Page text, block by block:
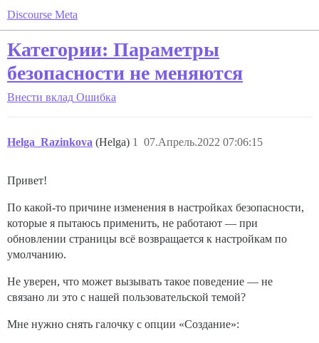
Discourse Meta
Категории: Параметры
безопасности не меняются
Внести вклад Ошибка
Helga_Razinkova (Helga) 07.Апрель.2022 07:06:15
1
Привет!
По какой-то причине изменения в настройках безопасности,
которые я пытаюсь применить, не работают — при
обновлении страницы всё возвращается к настройкам по
умолчанию.
Не уверен, что может вызывать такое поведение — не
связано ли это с нашей пользовательской темой?
Мне нужно снять галочку с опции «Создание»: